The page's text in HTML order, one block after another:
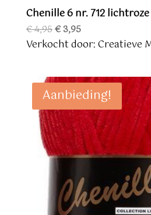
Chenille 6 nr. 712 lichtroze
€4,95Oorspronkelijke
prijs
€3,95Huidige
prijs
Verkocht door: Creatieve
Aanbieding!